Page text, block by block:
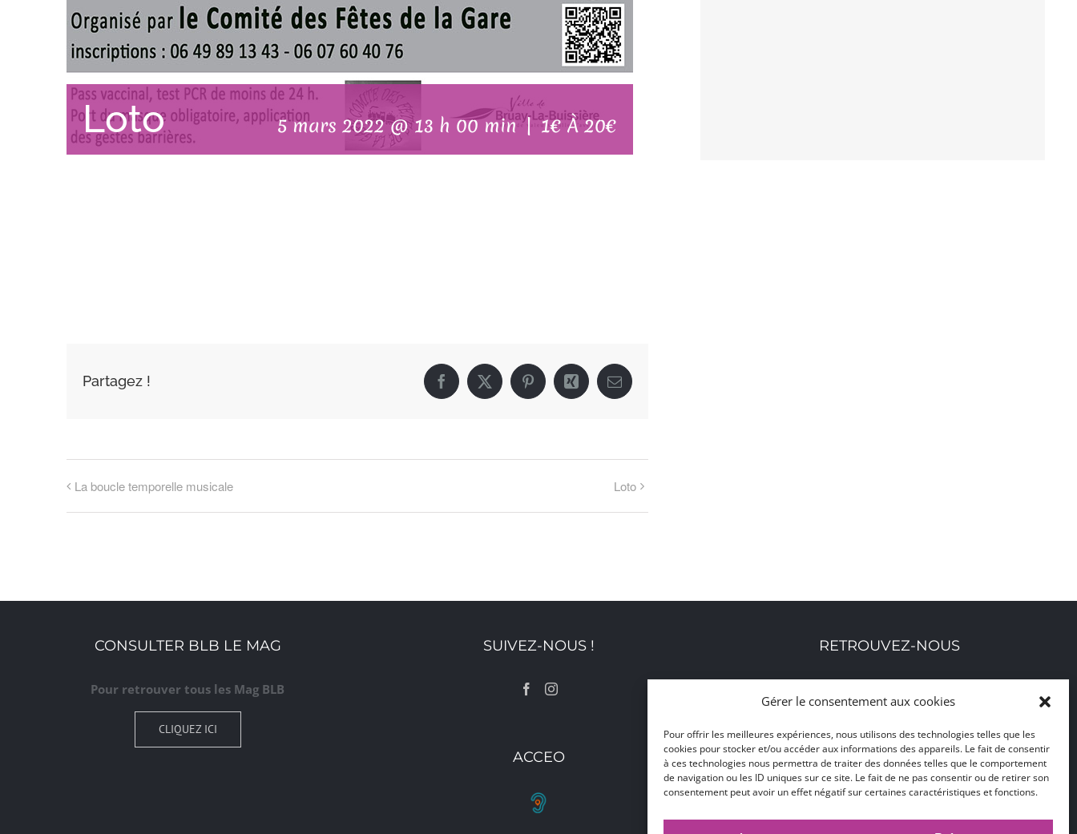
Gérer le consentement aux cookies
Pour offrir les meilleures expériences, nous utilisons des technologies telles que les
cookies pour stocker et/ou accéder aux informations des appareils. Le fait de consentir
à ces technologies nous permettra de traiter des données telles que le comportement
de navigation ou les ID uniques sur ce site. Le fait de ne pas consentir ou de retirer son
consentement peut avoir un effet négatif sur certaines caractéristiques et fonctions.
Loto 5 mars 2022 @ 13 h 00 min | 1€ À 20€
Partagez ! Facebook
X PinterestXing Email
La boucle temporelle musicale Loto
CONSULTER BLB LE MAG
Pour retrouver tous les Mag BLB
CLIQUEZ ICI
SUIVEZ-NOUS !
ACCEO
RETROUVEZ-NOUS
d'ouverture
CLIQUEZ ICI